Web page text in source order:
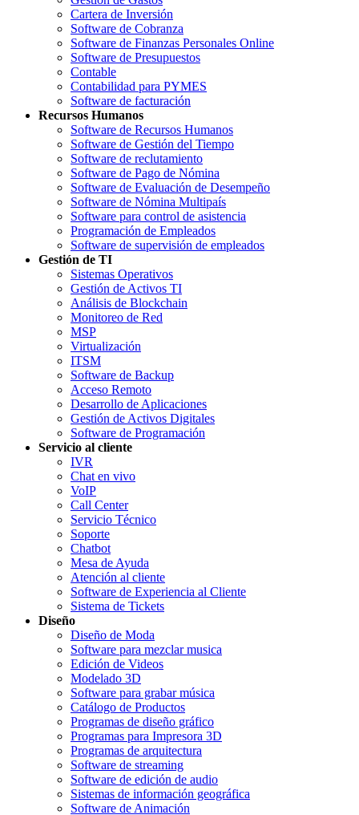
Cartera de Inversión
Software de Cobranza
Software de Finanzas Personales Online
Software de Presupuestos
Contable
Contabilidad para PYMES
Software de facturación
Recursos Humanos
Software de Recursos Humanos
Software de Gestión del Tiempo
Software de reclutamiento
Software de Pago de Nómina
Software de Evaluación de Desempeño
Software de Nómina Multipaís
Software para control de asistencia
Programación de Empleados
Software de supervisión de empleados
Gestión de TI
Sistemas Operativos
Gestión de Activos TI
Análisis de Blockchain
Monitoreo de Red
MSP
Virtualización
ITSM
Software de Backup
Acceso Remoto
Desarrollo de Aplicaciones
Gestión de Activos Digitales
Software de Programación
Servicio al cliente
IVR
Chat en vivo
VoIP
Call Center
Servicio Técnico
Soporte
Chatbot
Mesa de Ayuda
Atención al cliente
Software de Experiencia al Cliente
Sistema de Tickets
Diseño
Diseño de Moda
Software para mezclar musica
Edición de Videos
Modelado 3D
Software para grabar música
Catálogo de Productos
Programas de diseño gráfico
Programas para Impresora 3D
Programas de arquitectura
Software de streaming
Software de edición de audio
Sistemas de información geográfica
Software de Animación